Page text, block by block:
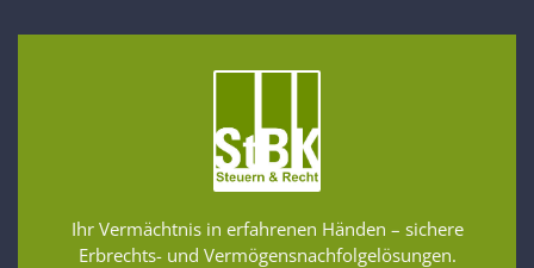
Ihr Vermächtnis in erfahrenen Händen – sichere
Erbrechts- und Vermögensnachfolgelösungen.